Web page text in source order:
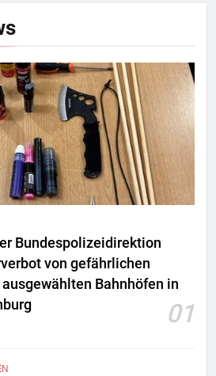
Bundespolizeidirektion
von gefährlichen
Bahnhöfen in
01